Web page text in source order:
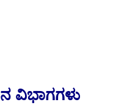
ವಿಭಾಗಗಳು